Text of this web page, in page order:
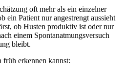
oft mehr als ein einzelner
ein Patient nur angestrengt aussieht
ob Husten produktiv ist oder nur
einem Spontanatmungsversuch
bleibt.
früh erkennen kannst: